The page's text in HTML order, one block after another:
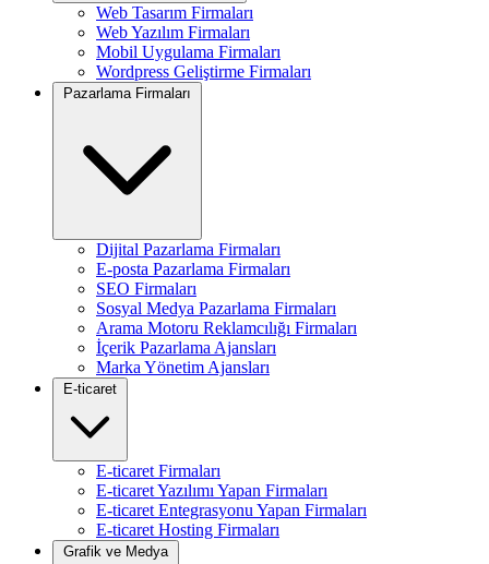
Web Tasarım Firmaları
Web Yazılım Firmaları
Mobil Uygulama Firmaları
Wordpress Geliştirme Firmaları
Pazarlama Firmaları
Dijital Pazarlama Firmaları
E-posta Pazarlama Firmaları
SEO Firmaları
Sosyal Medya Pazarlama Firmaları
Arama Motoru Reklamcılığı Firmaları
İçerik Pazarlama Ajansları
Marka Yönetim Ajansları
E-ticaret
E-ticaret Firmaları
E-ticaret Yazılımı Yapan Firmaları
E-ticaret Entegrasyonu Yapan Firmaları
E-ticaret Hosting Firmaları
Grafik ve Medya